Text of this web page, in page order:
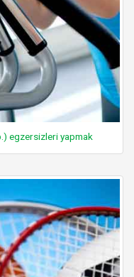
egzersizleri yapmak